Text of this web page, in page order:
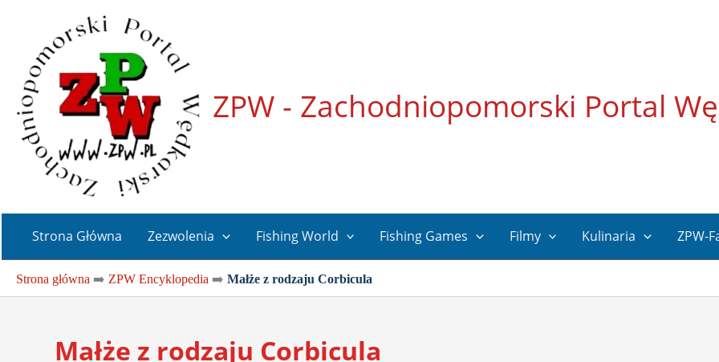
ZPW - Zachodniopomorski Portal
Strona Główna Zezwolenia Fishing World Fishing Games Filmy Kulinaria ZPW-
Strona główna ➡️ ZPW Encyklopedia ➡️ Małże z rodzaju Corbicula
Małże z rodzaju Corbicula